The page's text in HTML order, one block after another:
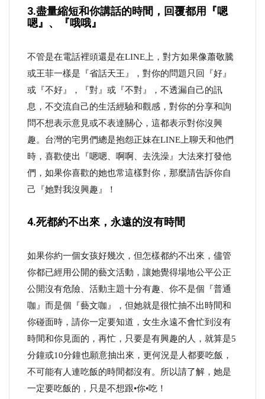
3.盡量縮短和你講話的時間，回覆都用『嗯
嗯』、『哦哦』
不管是在電話裡頭還是在LINE上，對方如果像蕭敬騰
或王菲一樣是『省話天王』，對你的問題只回『好』
或『不好』，『對』或『不對』，不透漏自己的訊
息，不交流自己的生活經驗和觀感，對你的分享和詢
問不想表示意見或不表達關心，這都表示對你沒興
趣。台灣的宅男們總是抱怨正妹在LINE上聊天和他們
時，喜歡使出『嗯嗯、啊啊、去洗澡』大法來打發他
們，如果你喜歡的她也常這樣對你，那麼請告訴你自
己『她對我沒興趣』！
4.死都約不出來，永遠的沒有時間
如果你約一個女孩好幾次，但怎樣都約不出來，儘管
你都已經用公開的藝文活動，讓她覺得場地公平公正
公開沒有危險、活動主題十分有趣、你不是個『普通
咖』而是個『藝文咖』，但她就是很忙抽不出時間和
你碰面時，請你一定要知道，女生永遠不會忙到沒有
時間和你見面的，再忙，只要是有興趣的人，就算是5
分鐘或10分鐘也願意抽出來，更何況是人都要吃飯，
不可能有人連吃飯的時間都沒有。所以請了解，她是
一定要吃飯的，只是不想跟•你•吃！